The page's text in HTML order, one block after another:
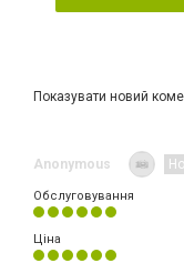
Показувати новий
Anonymous
Обслуговування
Ціна